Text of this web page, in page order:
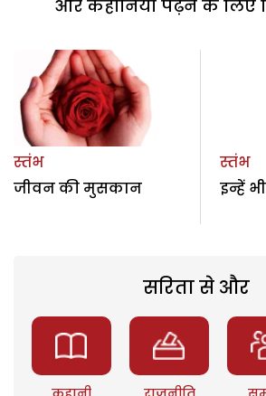
और कहानियां पढ़ने के लिए
स्तंभ
जीवन की मुसकान
स्तंभ
इन्हें
सरिता से और